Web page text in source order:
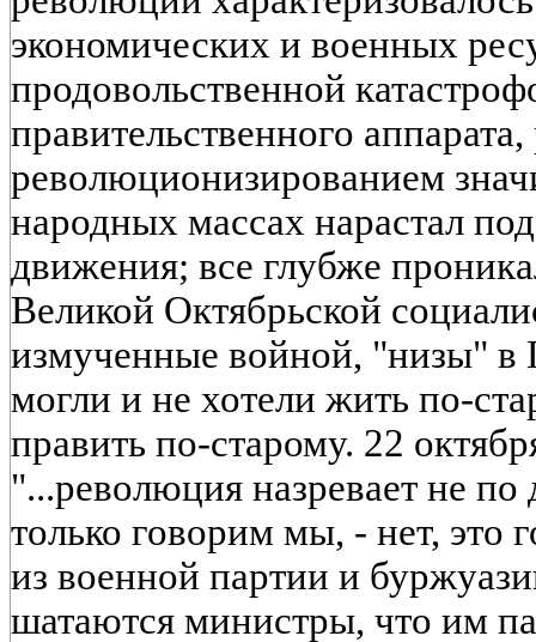
экономических и военных
продовольственной
правительственного
революционизированием
народных массах нарастал
движения; все глубже
Великой Октябрьской
измученные войной, "низы" в
могли и не хотели жить по-
править по-старому. 22
"...революция назревает не
только говорим мы, - нет, это
из военной партии и
шатаются министры, что им